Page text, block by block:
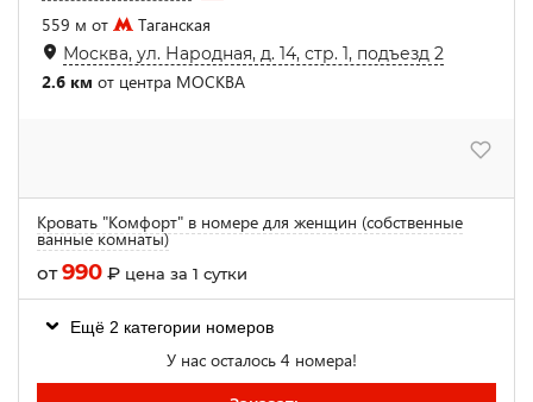
559 м от
Таганская
Москва, ул. Народная, д. 14, стр. 1, подъезд 2
2.6 км от центра МОСКВА
Кровать "Комфорт" в номере для женщин (собственные
ванные комнаты)
от990 ₽ цена за 1 сутки
Ещё 2 категории номеров
У нас осталось 4 номера!